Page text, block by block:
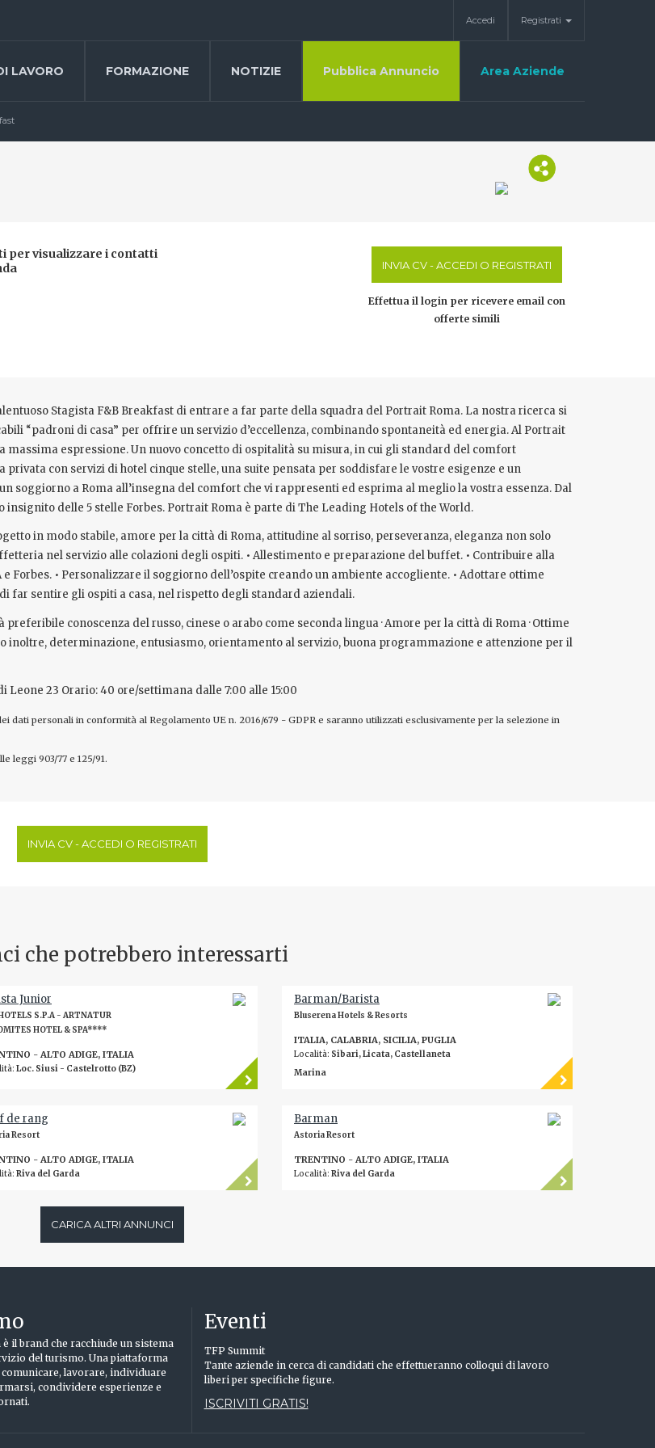
Accedi Registrati
LAVORO FORMAZIONE NOTIZIE Pubblica Annuncio Area Aziende
per visualizzare i contatti
INVIA CV - ACCEDI O REGISTRATI
Effettua il login per ricevere email con
offerte simili
Stagista F&B Breakfast di entrare a far parte della squadra del Portrait Roma. La nostra ricerca si
“padroni di casa” per offrire un servizio d’eccellenza, combinando spontaneità ed energia. Al Portrait
massima espressione. Un nuovo concetto di ospitalità su misura, in cui gli standard del comfort
con servizi di hotel cinque stelle, una suite pensata per soddisfare le vostre esigenze e un
soggiorno a Roma all’insegna del comfort che vi rappresenti ed esprima al meglio la vostra essenza. Dal
delle 5 stelle Forbes. Portrait Roma è parte di The Leading Hotels of the World.
in modo stabile, amore per la città di Roma, attitudine al sorriso, perseveranza, eleganza non solo
nel servizio alle colazioni degli ospiti. • Allestimento e preparazione del buffet. • Contribuire alla
Forbes. • Personalizzare il soggiorno dell’ospite creando un ambiente accogliente. • Adottare ottime
far sentire gli ospiti a casa, nel rispetto degli standard aziendali.
conoscenza del russo, cinese o arabo come seconda lingua · Amore per la città di Roma · Ottime
inoltre, determinazione, entusiasmo, orientamento al servizio, buona programmazione e attenzione per il
Leone 23 Orario: 40 ore/settimana dalle 7:00 alle 15:00
personali in conformità al Regolamento UE n. 2016/679 - GDPR e saranno utilizzati esclusivamente per la selezione in
leggi 903/77 e 125/91.
INVIA CV - ACCEDI O REGISTRATI
che potrebbero interessarti
Junior
S.P.A - ARTNATUR
HOTEL & SPA****
- ALTO ADIGE, ITALIA
Loc. Siusi - Castelrotto (BZ)
Barman/Barista
Bluserena Hotels & Resorts
ITALIA, CALABRIA, SICILIA, PUGLIA
Località: Sibari, Licata, Castellaneta
Marina
de rang
Resort
- ALTO ADIGE, ITALIA
Riva del Garda
Barman
Astoria Resort
TRENTINO - ALTO ADIGE, ITALIA
Località: Riva del Garda
CARICA ALTRI ANNUNCI
il brand che racchiude un sistema
del turismo. Una piattaforma
lavorare, individuare
condividere esperienze e
Eventi
TFP Summit
Tante aziende in cerca di candidati che effettueranno colloqui di lavoro
liberi per specifiche figure.
ISCRIVITI GRATIS!